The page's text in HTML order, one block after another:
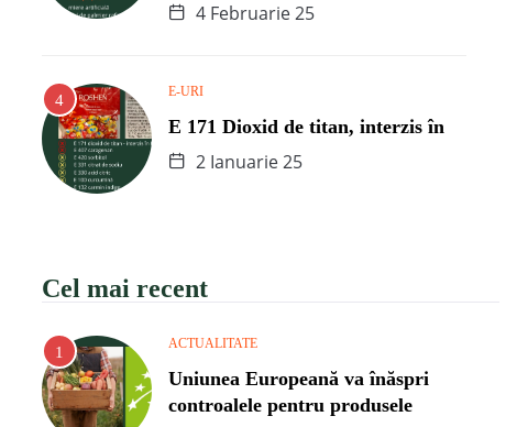
4 Februarie 25
E-URI
E 171 Dioxid de titan, interzis în
2 Ianuarie 25
Cel mai recent
ACTUALITATE
Uniunea Europeană va înăspri
controalele pentru produsele